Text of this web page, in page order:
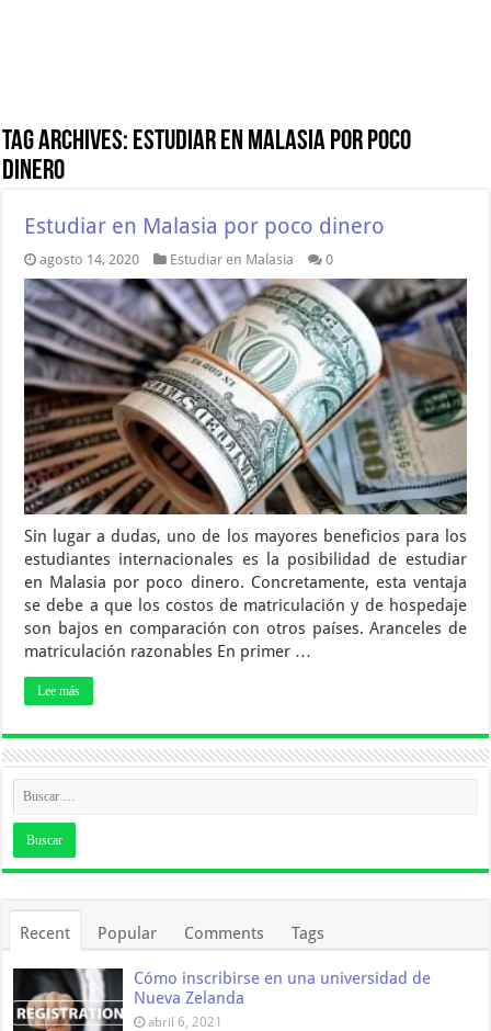
Tag Archives: estudiar en Malasia por poco
dinero
Estudiar en Malasia por poco dinero
agosto 14, 2020 Estudiar en Malasia 0
Sin lugar a dudas, uno de los mayores beneficios para los
estudiantes internacionales es la posibilidad de estudiar
en Malasia por poco dinero. Concretamente, esta ventaja
se debe a que los costos de matriculación y de hospedaje
son bajos en comparación con otros países. Aranceles de
matriculación razonables En primer …
Lee más
Recent Popular Comments Tags
Cómo inscribirse en una universidad de
Nueva Zelanda
abril 6, 2021